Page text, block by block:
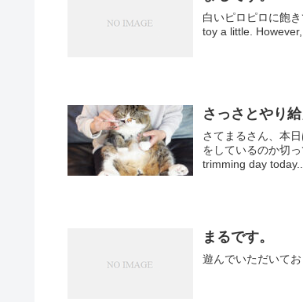
白いピロピロに飽
toy a little.
さっさとやり
さてまるさん、本
をしているのか切
trimming day today...
まるです。
遊んでいただいて